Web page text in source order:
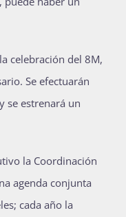
celebración del 8M,
Se efectuarán
se estrenará un
la Coordinación
agenda conjunta
cada año la